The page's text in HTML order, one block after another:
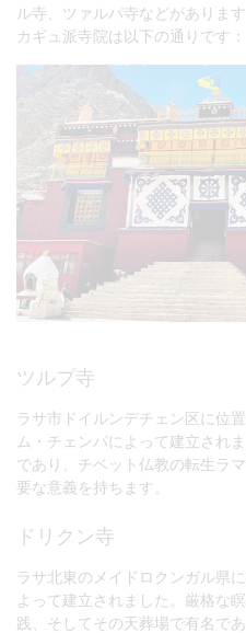
ル寺、ツァルパ寺などがありま
カギュ派寺院は以下の通りです：
ツルプ寺
ラサ市ドイルンデチェン区に位
ム・チェンパによって建立され
であり、チベット仏教の転生ラ
要な意義を持ちます。
ドリクン寺
ラサ北東のメイドロクンガル県
よって建立されました。厳格な
践、そしてその天葬場で有名で